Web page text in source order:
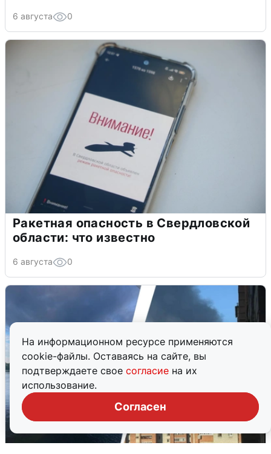
На информационном ресурсе применяются
cookie-файлы. Оставаясь на сайте, вы
подтверждаете свое согласие на их
использование.
Согласен
6 августа 0
Ракетная опасность в Свердловской
области: что известно
6 августа 0